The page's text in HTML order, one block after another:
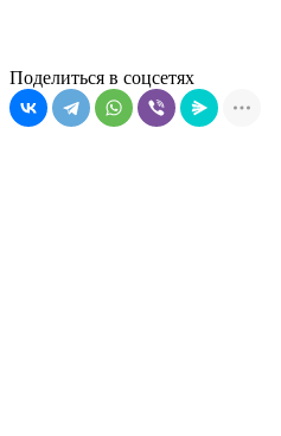
Поделиться в соцсетях